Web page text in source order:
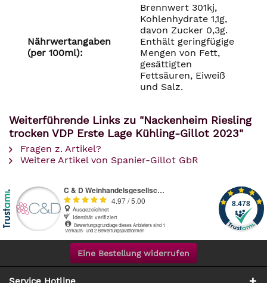
Nährwertangaben
(per 100ml):
Brennwert 301kj,
Kohlenhydrate 1,1g,
davon Zucker 0,3g.
Enthält geringfügige
Mengen von Fett,
gesättigten
Fettsäuren, Eiweiß
und Salz.
Weiterführende Links zu "Nackenheim Riesling
trocken VDP Erste Lage Kühling-Gillot 2023"
Fragen z. Artikel?
Weitere Artikel von Spanier-Gillot GbR
Eine Bestellung widerrufen